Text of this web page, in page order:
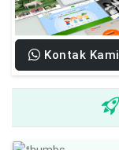
Kontak Kami